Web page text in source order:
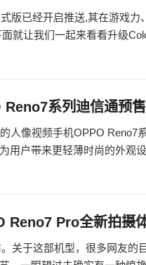
版已经开启推送,其在游戏
就让我们一起来看看升级
系列迪信通预
人像视频手机OPPO Reno7
用户带来更轻薄时尚的外观
Reno7 Pro全新拍摄
关于这部机型，很多网友